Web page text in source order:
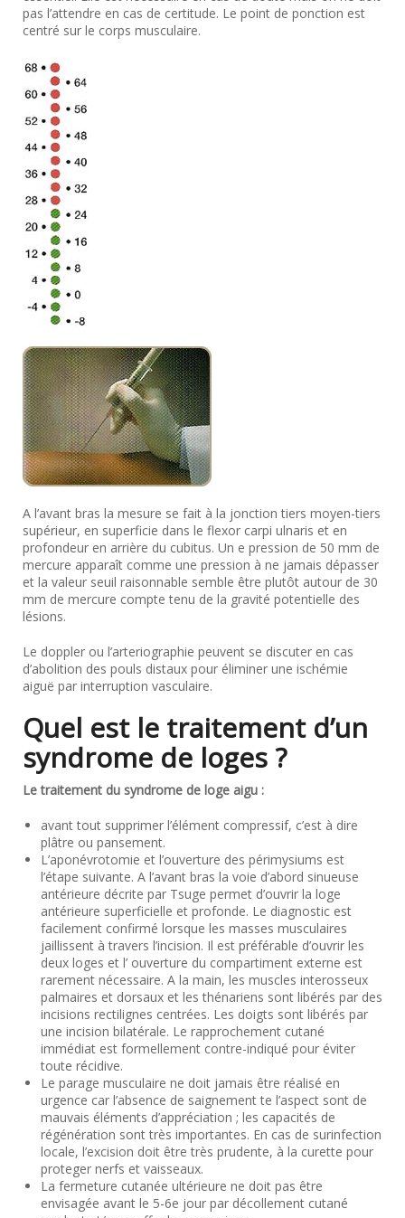
pas l’attendre en cas de certitude. Le point de ponction est
centré sur le corps musculaire.
A l’avant bras la mesure se fait à la jonction tiers moyen-tiers
supérieur, en superficie dans le flexor carpi ulnaris et en
profondeur en arrière du cubitus. Un e pression de 50 mm de
mercure apparaît comme une pression à ne jamais dépasser
et la valeur seuil raisonnable semble être plutôt autour de 30
mm de mercure compte tenu de la gravité potentielle des
lésions.
Le doppler ou l’arteriographie peuvent se discuter en cas
d’abolition des pouls distaux pour éliminer une ischémie
aiguë par interruption vasculaire.
Quel est le traitement d’un
syndrome de loges ?
Le traitement du syndrome de loge aigu :
avant tout supprimer l’élément compressif, c’est à dire
plâtre ou pansement.
L’aponévrotomie et l’ouverture des périmysiums est
l’étape suivante. A l’avant bras la voie d’abord sinueuse
antérieure décrite par Tsuge permet d’ouvrir la loge
antérieure superficielle et profonde. Le diagnostic est
facilement confirmé lorsque les masses musculaires
jaillissent à travers l’incision. Il est préférable d’ouvrir les
deux loges et l’ ouverture du compartiment externe est
rarement nécessaire. A la main, les muscles interosseux
palmaires et dorsaux et les thénariens sont libérés par des
incisions rectilignes centrées. Les doigts sont libérés par
une incision bilatérale. Le rapprochement cutané
immédiat est formellement contre-indiqué pour éviter
toute récidive.
Le parage musculaire ne doit jamais être réalisé en
urgence car l’absence de saignement te l’aspect sont de
mauvais éléments d’appréciation ; les capacités de
régénération sont très importantes. En cas de surinfection
locale, l’excision doit être très prudente, à la curette pour
proteger nerfs et vaisseaux.
La fermeture cutanée ultérieure ne doit pas être
envisagée avant le 5-6e jour par décollement cutané